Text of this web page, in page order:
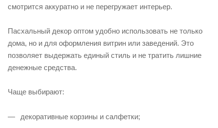
смотрится аккуратно и не перегружает интерьер.
Пасхальный декор оптом удобно использовать не только
дома, но и для оформления витрин или заведений. Это
позволяет выдержать единый стиль и не тратить лишние
денежные средства.
Чаще выбирают:
декоративные корзины и салфетки;